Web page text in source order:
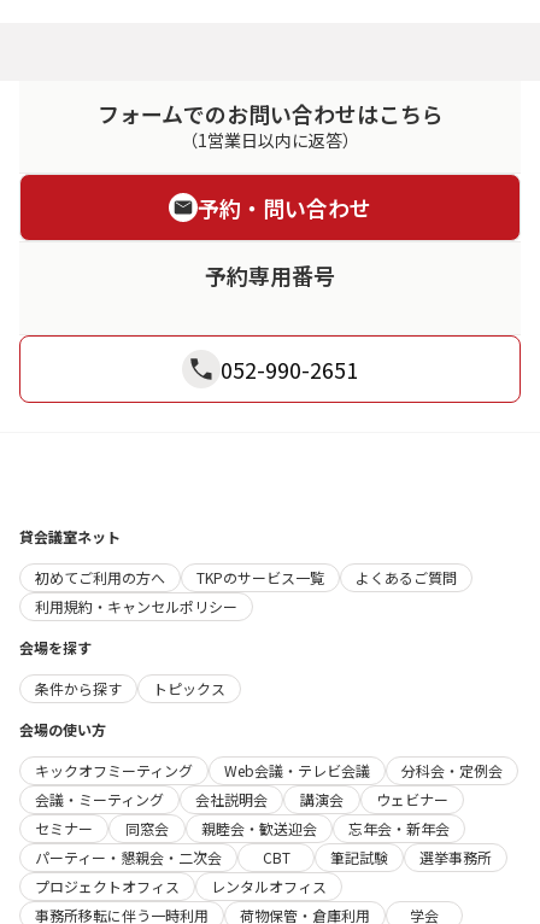
フォームでのお問い合わせはこちら
（1営業日以内に返答）
予約・問い合わせ
予約専用番号
052-990-2651
貸会議室ネット
初めてご利用の方へ
TKPのサービス一覧
よくあるご質問
利用規約・キャンセルポリシー
会場を探す
条件から探す
トピックス
会場の使い方
キックオフミーティング
Web会議・テレビ会議
分科会・定例会
会議・ミーティング
会社説明会 講演会
ウェビナー
セミナー
同窓会 親睦会・歓送迎会
忘年会・新年会
パーティー・懇親会・二次会
CBT 筆記試験
選挙事務所
プロジェクトオフィス
レンタルオフィス
事務所移転に伴う一時利用
荷物保管・倉庫利用
学会